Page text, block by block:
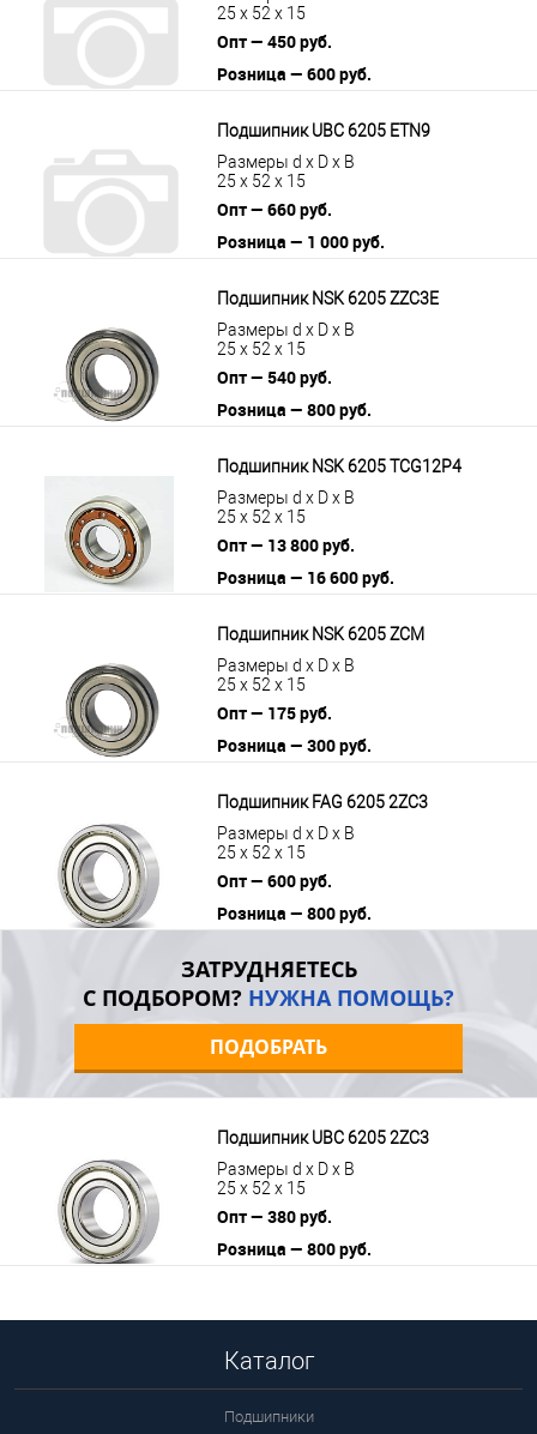
25 x 52 x 15
Опт — 450 руб.
Розница — 600 руб.
Подшипник UBC 6205 ETN9
Размеры d x D x B
25 x 52 x 15
Опт — 660 руб.
Розница — 1 000 руб.
Подшипник NSK 6205 ZZC3E
Размеры d x D x B
25 x 52 x 15
Опт — 540 руб.
Розница — 800 руб.
Подшипник NSK 6205 TCG12P4
Размеры d x D x B
25 x 52 x 15
Опт — 13 800 руб.
Розница — 16 600 руб.
Подшипник NSK 6205 ZCM
Размеры d x D x B
25 x 52 x 15
Опт — 175 руб.
Розница — 300 руб.
Подшипник FAG 6205 2ZC3
Размеры d x D x B
25 x 52 x 15
Опт — 600 руб.
Розница — 800 руб.
ЗАТРУДНЯЕТЕСЬ
С ПОДБОРОМ? НУЖНА ПОМОЩЬ?
ПОДОБРАТЬ
Подшипник UBC 6205 2ZC3
Размеры d x D x B
25 x 52 x 15
Опт — 380 руб.
Розница — 800 руб.
Каталог
Подшипники